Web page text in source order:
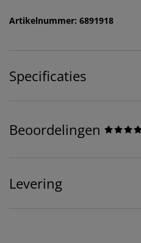
Artikelnummer: 6891918
Specificaties
Beoordelingen
Levering